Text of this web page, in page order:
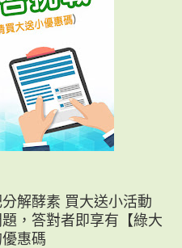
解酵素 買大送小活動
，答對者即享有【綠大
惠碼